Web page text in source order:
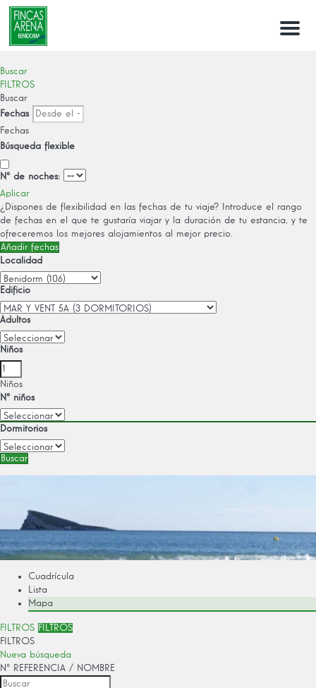
Menu
Buscar
FILTROS
Buscar
Fechas
Fechas
Búsqueda flexible
Nº de noches:
Aplicar
¿Dispones de flexibilidad en las fechas de tu viaje?
Introduce el rango
de fechas en el que te gustaría viajar y la duración de tu estancia, y te
ofreceremos los mejores alojamientos al mejor precio.
Añadir fechas
Localidad
Edificio
Adultos
Niños
Niños
Nº niños
Dormitorios
Buscar
Cuadrícula
Lista
Mapa
FILTROS FILTROS
FILTROS
Nueva búsqueda
Nº REFERENCIA / NOMBRE